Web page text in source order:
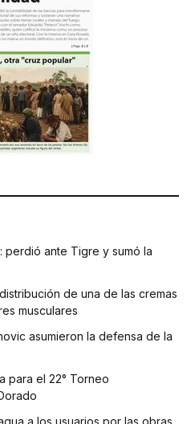
ante Tigre y sumó la
de una de las cremas
musculares
asumieron la defensa de la
para el 22° Torneo
a los usuarios por las obras